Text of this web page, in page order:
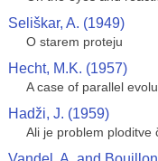
Seliškar, A. (1949)
O starem proteju
Hecht, M.K. (1957)
A case of parallel
Hadži, J. (1959)
Ali je problem ploditve